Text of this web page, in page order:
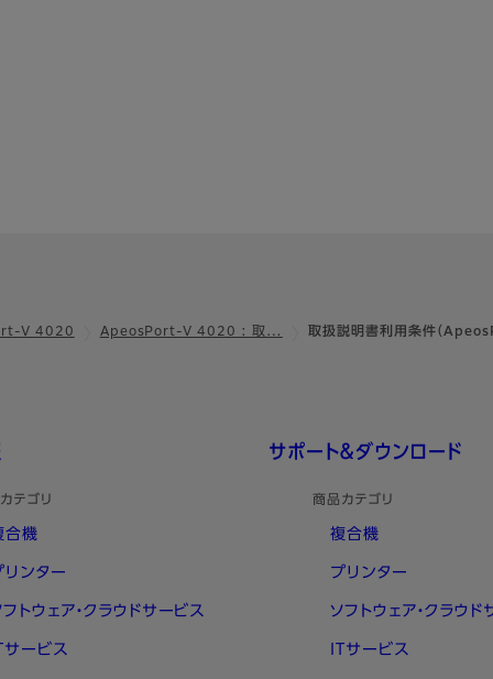
V 4020 ApeosPort-V 4020 : 取… 取扱説明書利用条件（
テゴリ
合機
リンター
フトウェア・クラウドサービス
サービス
サポート＆ダウンロード
商品カテゴリ
複合機
プリンター
ソフトウェア・クラウド
ITサービス